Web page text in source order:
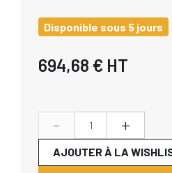
Disponible sous 5 jours
694,68 € HT
- +
AJOUTER À LA